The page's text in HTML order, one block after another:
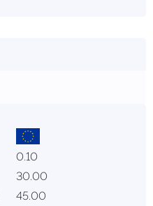
0.10
30.00
45.00